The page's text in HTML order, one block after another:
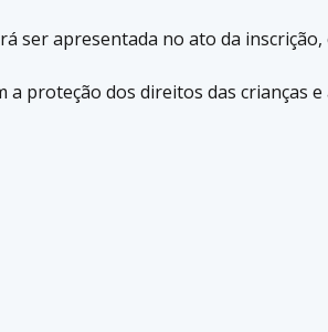
ser apresentada no ato da
a proteção dos direitos das crianças e